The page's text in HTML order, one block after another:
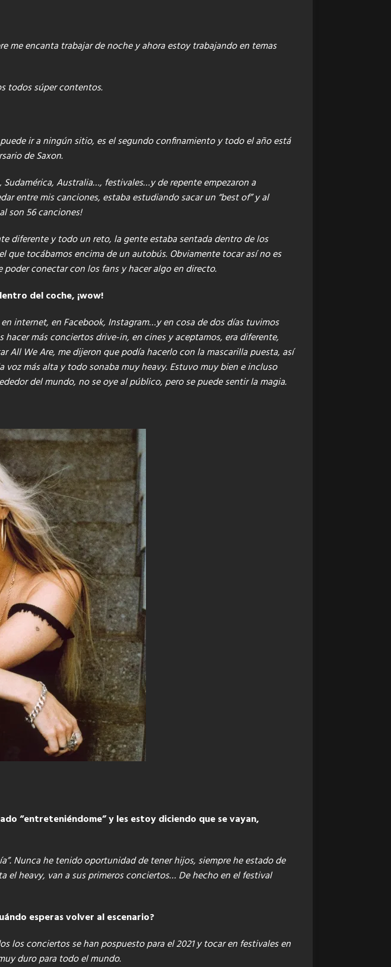
me encanta trabajar de noche y ahora estoy trabajando en temas
todos súper contentos.
ir a ningún sitio, es el segundo confinamiento y todo el año está
de Saxon.
Australia…, festivales…y de repente empezaron a
entre mis canciones, estaba estudiando sacar un “best of” y al
son 56 canciones!
diferente y todo un reto, la gente estaba sentada dentro de los
que tocábamos encima de un autobús. Obviamente tocar así no es
conectar con los fans y hacer algo en directo.
del coche, ¡wow!
internet, en Facebook, Instagram…y en cosa de dos días tuvimos
más conciertos drive-in, en cines y aceptamos, era diferente,
We Are, me dijeron que podía hacerlo con la mascarilla puesta, así
más alta y todo sonaba muy heavy. Estuvo muy bien e incluso
del mundo, no se oye al público, pero se puede sentir la magia.
“entreteniéndome” y les estoy diciendo que se vayan,
Nunca he tenido oportunidad de tener hijos, siempre he estado de
heavy, van a sus primeros conciertos… De hecho en el festival
esperas volver al escenario?
los conciertos se han pospuesto para el 2021 y tocar en festivales en
duro para todo el mundo.